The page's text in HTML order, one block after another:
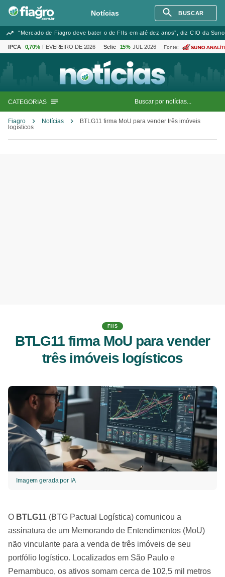
Notícias BUSCAR
“Mercado de Fiagro deve bater o de FIIs em até dez anos”, diz CIO da
IPCA 0,70% FEVEREIRO DE 2026 Selic 15% JUL 2026 Fonte:
CATEGORIAS
Fiagro Notícias
BTLG11 firma MoU para vender três imóveis
logísticos
FIIS
BTLG11 firma MoU para vender
três imóveis logísticos
Imagem gerada por IA
O BTLG11 (BTG Pactual Logística) comunicou a
assinatura de um Memorando de Entendimentos (MoU)
não vinculante para a venda de três imóveis de seu
portfólio logístico. Localizados em São Paulo e
Pernambuco, os ativos somam cerca de 102,5 mil metros